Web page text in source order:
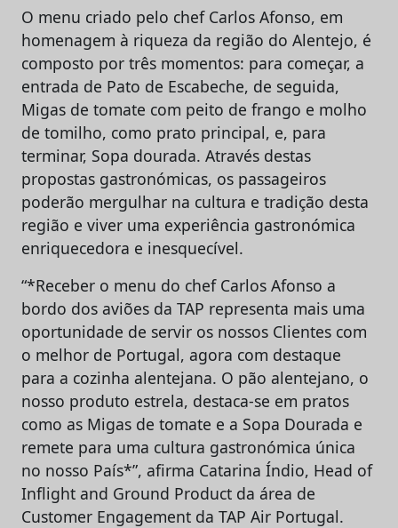
O menu criado pelo chef Carlos Afonso, em
homenagem à riqueza da região do Alentejo, é
composto por três momentos: para começar, a
entrada de Pato de Escabeche, de seguida,
Migas de tomate com peito de frango e molho
de tomilho, como prato principal, e, para
terminar, Sopa dourada. Através destas
propostas gastronómicas, os passageiros
poderão mergulhar na cultura e tradição desta
região e viver uma experiência gastronómica
enriquecedora e inesquecível.
“*Receber o menu do chef Carlos Afonso a
bordo dos aviões da TAP representa mais uma
oportunidade de servir os nossos Clientes com
o melhor de Portugal, agora com destaque
para a cozinha alentejana. O pão alentejano, o
nosso produto estrela, destaca-se em pratos
como as Migas de tomate e a Sopa Dourada e
remete para uma cultura gastronómica única
no nosso País*”, afirma Catarina Índio, Head of
Inflight and Ground Product da área de
Customer Engagement da TAP Air Portugal.